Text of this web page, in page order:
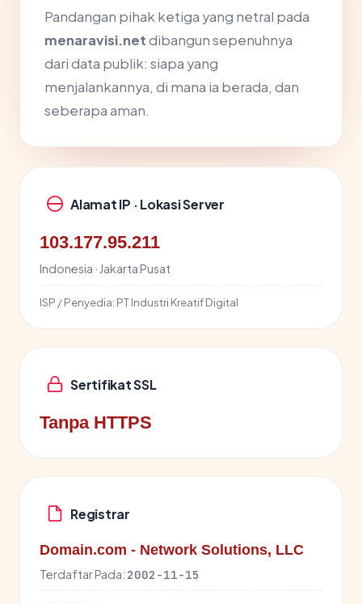
Pandangan pihak ketiga yang netral pada
menaravisi.netdibangun sepenuhnya
dari data publik: siapa yang
menjalankannya, di mana ia berada, dan
seberapa aman.
Alamat IP · Lokasi Server
103.177.95.211
Indonesia · Jakarta Pusat
ISP / Penyedia: PT Industri Kreatif Digital
Sertifikat SSL
Tanpa HTTPS
Registrar
Domain.com - Network Solutions, LLC
Terdaftar Pada: 2002-11-15